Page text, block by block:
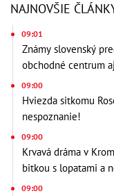
NAJNOVŠIE
09:01
Známy slovenský
obchodné centrum
09:00
Hviezda sitkomu
nespoznanie!
09:00
Krvavá dráma v
bitkou s lopatami a
09:00